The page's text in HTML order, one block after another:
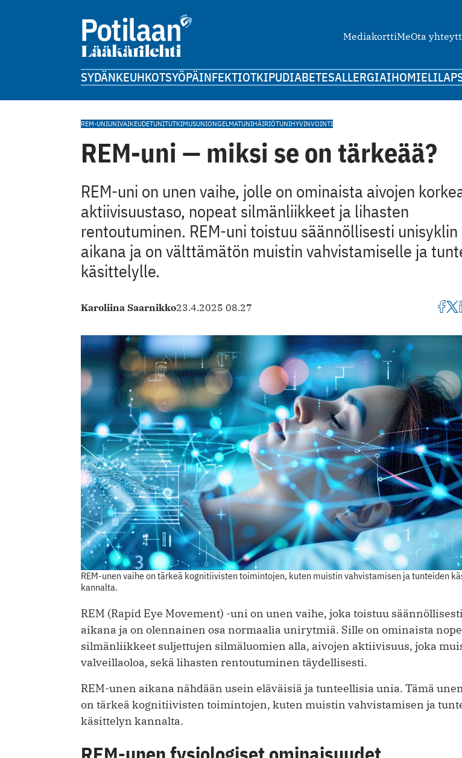
MediakorttiMeOta
SYDÄNKEUHKOTSYÖPÄINFEKTIOTKIPUDIABETESALLERGIAIHOMIELI
REM-UNIUNIVAIKEUDETUNITUTKIMUSUNIONGELMATUNIHÄIRIÖTUNIHYVINVOINTI
REM-uni — miksi se on tärkeää?
REM-uni on unen vaihe, jolle on ominaista aivojen
aktiivisuustaso, nopeat silmänliikkeet ja lihasten
rentoutuminen. REM-uni toistuu säännöllisesti unisyklin
aikana ja on välttämätön muistin vahvistamiselle ja
käsittelylle.
Karoliina Saarnikko23.4.2025 08.27
REM-unen vaihe on tärkeä kognitiivisten toimintojen, kuten muistin vahvistamisen ja tunteiden
kannalta.
REM (Rapid Eye Movement) -uni on unen vaihe, joka toistuu
aikana ja on olennainen osa normaalia unirytmiä. Sille on ominaista
silmänliikkeet suljettujen silmäluomien alla, aivojen aktiivisuus, joka
valveillaoloa, sekä lihasten rentoutuminen täydellisesti.
REM-unen aikana nähdään usein eläväisiä ja tunteellisia unia. Tämä
on tärkeä kognitiivisten toimintojen, kuten muistin vahvistamisen ja
käsittelyn kannalta.